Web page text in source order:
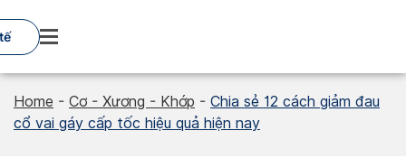
to
content
Home - Cơ - Xương - Khớp - Chia sẻ 12 cách giảm đau
cổ vai gáy cấp tốc hiệu quả hiện nay